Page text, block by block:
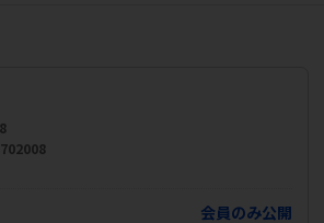
会員のみ公開